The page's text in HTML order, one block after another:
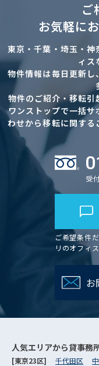
ご
お気軽に
東京・千葉・埼玉・神
ィス
物件情報は毎日更新
物件のご紹介・移転
ワンストップで一括
わせから移転に関する
受
ご希望条件
リのオフィ
お
人気エリアから貸事務
[東京23区] 千代田区